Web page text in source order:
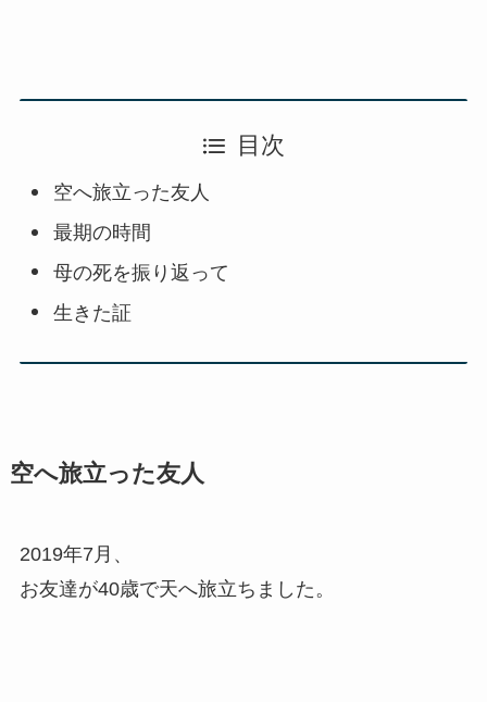
目次
空へ旅立った友人
最期の時間
母の死を振り返って
生きた証
空へ旅立った友人
2019年7月、
お友達が40歳で天へ旅立ちました。